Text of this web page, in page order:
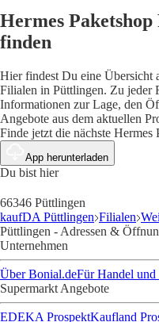
Hermes
finden
Hier findest Du eine Übersicht
Filialen in Püttlingen. Zu jeder
Informationen zur Lage, den
Angebote aus dem aktuellen
Finde jetzt die nächste
App herunterladen
Du bist hier
66346 Püttlingen
kaufDA Püttlingen Filialen
Püttlingen - Adressen &
Unternehmen
Über Bonial.deFür Handel und
Supermarkt Angebote
EDEKA ProspektKaufland